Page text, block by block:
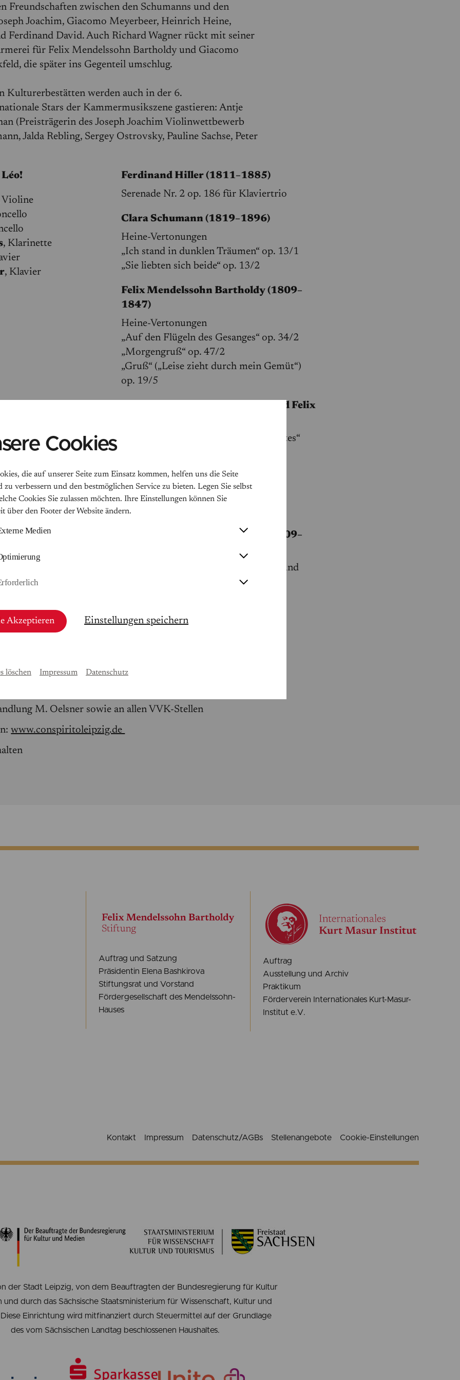
Freundschaften zwischen den Schumanns und den
Joachim, Giacomo Meyerbeer, Heinrich Heine,
Ferdinand David. Auch Richard Wagner rückt mit seiner
für Felix Mendelssohn Bartholdy und Giacomo
die später ins Gegenteil umschlug.
Kulturerbestätten werden auch in der 6.
Stars der Kammermusikszene gastieren: Antje
(Preisträgerin des Joseph Joachim Violinwettbewerb
Jalda Rebling, Sergey Ostrovsky, Pauline Sachse, Peter
Violine
, Klarinette
, Klavier
Ferdinand Hiller (1811–1885)
Serenade Nr. 2 op. 186 für Klaviertrio
Clara Schumann (1819–1896)
Heine-Vertonungen
„Ich stand in dunklen Träumen“ op. 13/1
„Sie liebten sich beide“ op. 13/2
Felix Mendelssohn Bartholdy (1809–
1847)
Heine-Vertonungen
„Auf den Flügeln des Gesanges“ op. 34/2
„Morgengruß“ op. 47/2
„Gruß“ („Leise zieht durch mein Gemüt“)
op. 19/5
Ignaz Moscheles (1794–1870) und Felix
„Duo concertant en Variations brillantes“
Fryderyk Chopin (1810–1849)
„Heroische Polonaise“ As-Dur op. 53
– Auguste Léo gewidmet –
Felix Mendelssohn Bartholdy (1809–
Sonate D-Dur op. 58 für Violoncello und
Verein Leipzig e.V.
24.02.2026
Gebühr
M. Oelsner sowie an allen VVK-Stellen
www.conspiritoleipzig.de
Auftrag und Satzung
Präsidentin Elena Bashkirova
Stiftungsrat und Vorstand
Fördergesellschaft des Mendelssohn-
Hauses
Auftrag
Ausstellung und Archiv
Praktikum
Förderverein Internationales Kurt-Masur-
Institut e.V.
Kontakt Impressum Datenschutz/AGBs Stellenangebote Cookie-Einstellungen
der Stadt Leipzig, von dem Beauftragten der Bundesregierung für Kultur
und durch das Sächsische Staatsministerium für Wissenschaft, Kultur und
Diese Einrichtung wird mitfinanziert durch Steuermittel auf der Grundlage
des vom Sächsischen Landtag beschlossenen Haushaltes.
Cookies
die auf unserer Seite zum Einsatz kommen, helfen uns die Seite
zu verbessern und den bestmöglichen Service zu bieten. Legen Sie selbst
Cookies Sie zulassen möchten. Ihre Einstellungen können Sie
über den Footer der Website ändern.
Medien
Akzeptieren Einstellungen speichern
löschen Impressum Datenschutz